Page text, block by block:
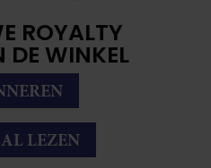
ROYALTY
DE WINKEL
LEZEN